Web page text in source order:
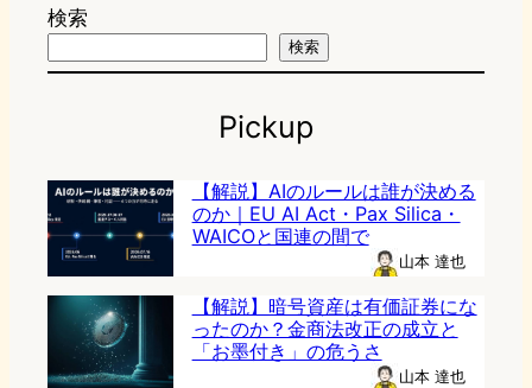
検索
検索
Pickup
【解説】AIのルールは誰が決める
のか｜EU AI Act・Pax Silica・
WAICOと国連の間で
山本 達也
【解説】暗号資産は有価証券にな
ったのか？金商法改正の成立と
「お墨付き」の危うさ
山本 達也